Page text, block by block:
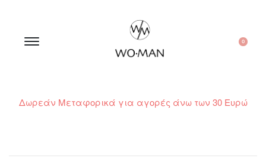
0
Δωρεάν Μεταφορικά για αγορές άνω των 30 Ευρώ